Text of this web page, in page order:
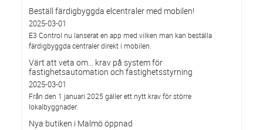
Beställ färdigbyggda elcentraler med mobilen!
2025-03-01
E3 Control nu lanserat en app med vilken man kan beställa
färdigbyggda centraler direkt i mobilen.
Värt att veta om... krav på system för
fastighetsautomation och fastighetsstyrning
2025-03-01
Från den 1 januari 2025 gäller ett nytt krav för större
lokalbyggnader.
Nya butiken i Malmö öppnad